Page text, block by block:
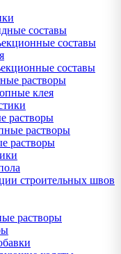
составы
составы
составы
растворы
клея
растворы
растворы
растворы
строительных швов
растворы